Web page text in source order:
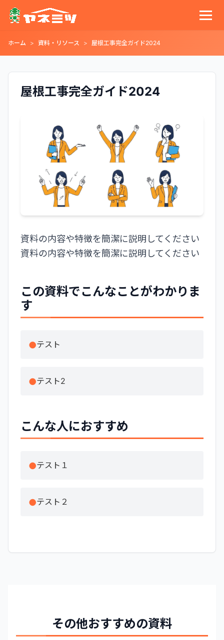
ホーム 資料・リソース 屋根工事完全ガイド2024
屋根工事完全ガイド2024
資料の内容や特徴を簡潔に説明してください
資料の内容や特徴を簡潔に説明してください
この資料でこんなことがわかりま
す
テスト
テスト2
こんな人におすすめ
テスト１
テスト２
その他おすすめの資料